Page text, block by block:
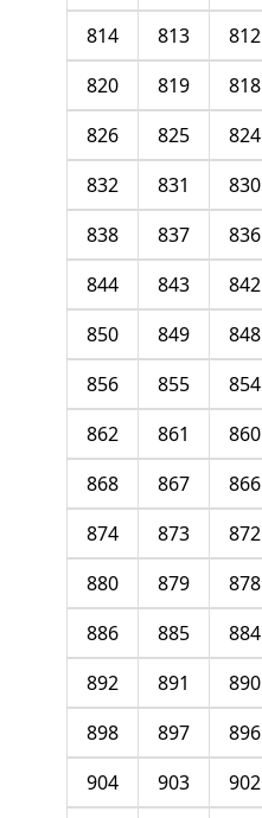
812
813
814
818
819
820
824
825
826
830
831
832
836
837
838
842
843
844
848
849
850
854
855
856
860
861
862
866
867
868
872
873
874
878
879
880
884
885
886
890
891
892
896
897
898
902
903
904